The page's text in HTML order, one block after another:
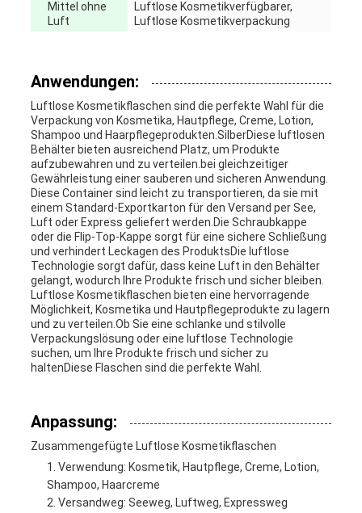
Mittel ohne
Luft
Luftlose Kosmetikverfügbarer,
Luftlose Kosmetikverpackung
Anwendungen:
Luftlose Kosmetikflaschen sind die perfekte Wahl für die
Verpackung von Kosmetika, Hautpflege, Creme, Lotion,
Shampoo und Haarpflegeprodukten.SilberDiese luftlosen
Behälter bieten ausreichend Platz, um Produkte
aufzubewahren und zu verteilen.bei gleichzeitiger
Gewährleistung einer sauberen und sicheren Anwendung.
Diese Container sind leicht zu transportieren, da sie mit
einem Standard-Exportkarton für den Versand per See,
Luft oder Express geliefert werden.Die Schraubkappe
oder die Flip-Top-Kappe sorgt für eine sichere Schließung
und verhindert Leckagen des ProduktsDie luftlose
Technologie sorgt dafür, dass keine Luft in den Behälter
gelangt, wodurch Ihre Produkte frisch und sicher bleiben.
Luftlose Kosmetikflaschen bieten eine hervorragende
Möglichkeit, Kosmetika und Hautpflegeprodukte zu lagern
und zu verteilen.Ob Sie eine schlanke und stilvolle
Verpackungslösung oder eine luftlose Technologie
suchen, um Ihre Produkte frisch und sicher zu
haltenDiese Flaschen sind die perfekte Wahl.
Anpassung:
Zusammengefügte Luftlose Kosmetikflaschen
Verwendung: Kosmetik, Hautpflege, Creme, Lotion,
Shampoo, Haarcreme
Versandweg: Seeweg, Luftweg, Expressweg